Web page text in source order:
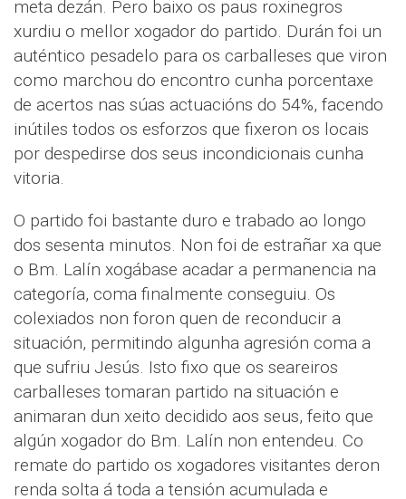
meta dezán. Pero baixo os paus roxinegros
xurdiu o mellor xogador do partido. Durán foi un
auténtico pesadelo para os carballeses que viron
como marchou do encontro cunha porcentaxe
de acertos nas súas actuacións do 54%, facendo
inútiles todos os esforzos que fixeron os locais
por despedirse dos seus incondicionais cunha
vitoria.
O partido foi bastante duro e trabado ao longo
dos sesenta minutos. Non foi de estrañar xa que
o Bm. Lalín xogábase acadar a permanencia na
categoría, coma finalmente conseguiu. Os
colexiados non foron quen de reconducir a
situación, permitindo algunha agresión coma a
que sufriu Jesús. Isto fixo que os seareiros
carballeses tomaran partido na situación e
animaran dun xeito decidido aos seus, feito que
algún xogador do Bm. Lalín non entendeu. Co
remate do partido os xogadores visitantes deron
renda solta á toda a tensión acumulada e